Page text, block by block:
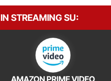
IN STREAMING SU: